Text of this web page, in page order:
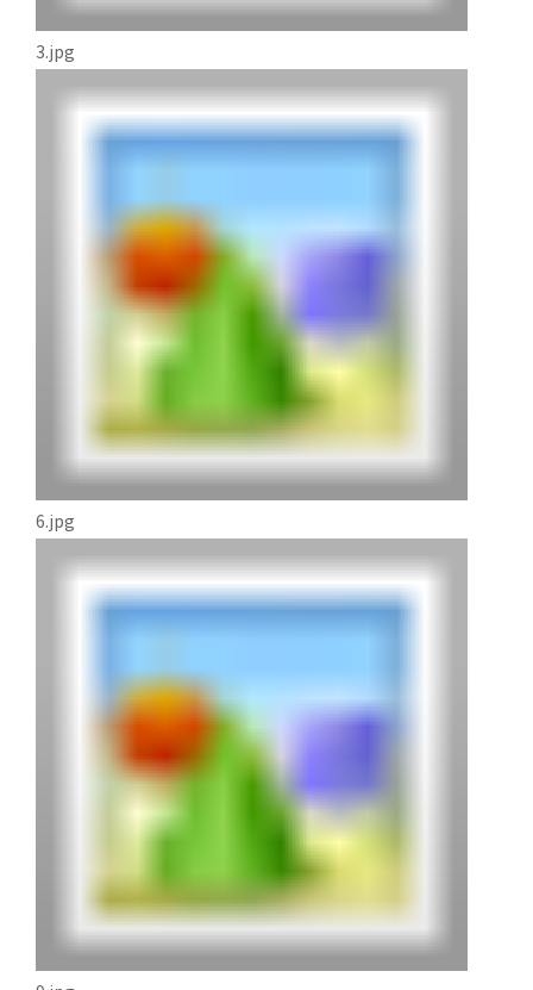
3.jpg
6.jpg